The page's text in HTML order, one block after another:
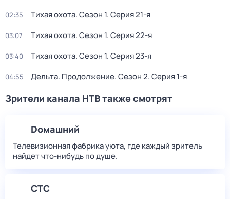
02:35 Тихая охота. Сезон 1. Серия 21-я
03:07 Тихая охота. Сезон 1. Серия 22-я
03:40 Тихая охота. Сезон 1. Серия 23-я
04:55 Дельта. Продолжение. Сезон 2. Серия 1-я
Зрители канала НТВ также смотрят
Dомашний
Телевизионная фабрика уюта, где каждый зритель
найдет что‑нибудь по душе.
СТС